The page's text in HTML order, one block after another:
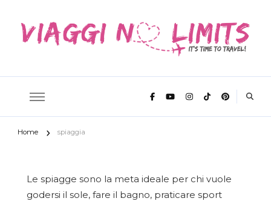
Viaggi No
Limits
Home spiaggia
Le spiagge sono la meta ideale per chi vuole
godersi il sole, fare il bagno, praticare sport